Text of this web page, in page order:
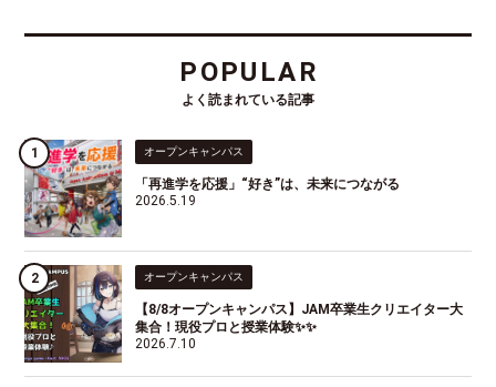
POPULAR
よく読まれている記事
オープンキャンパス
「再進学を応援」“好き”は、未来につながる
2026.5.19
オープンキャンパス
【8/8オープンキャンパス】JAM卒業生クリエイター大
集合！現役プロと授業体験✨✨
2026.7.10